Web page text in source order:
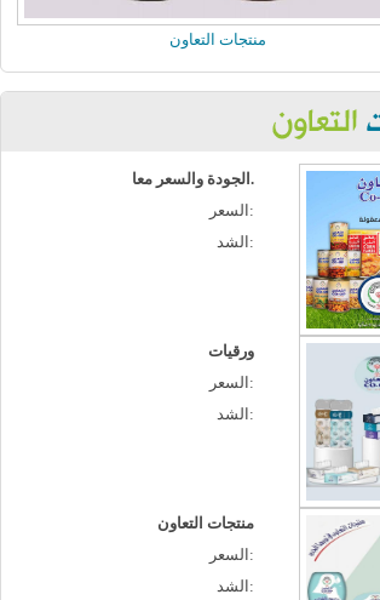
منتجات التعاون
ورقيات
منتجات التعاون